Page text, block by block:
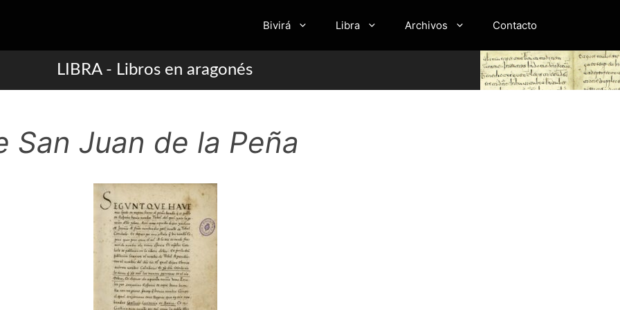
Bivirá Libra Archivos Contacto
LIBRA - Libros en aragonés
San Juan de la Peña